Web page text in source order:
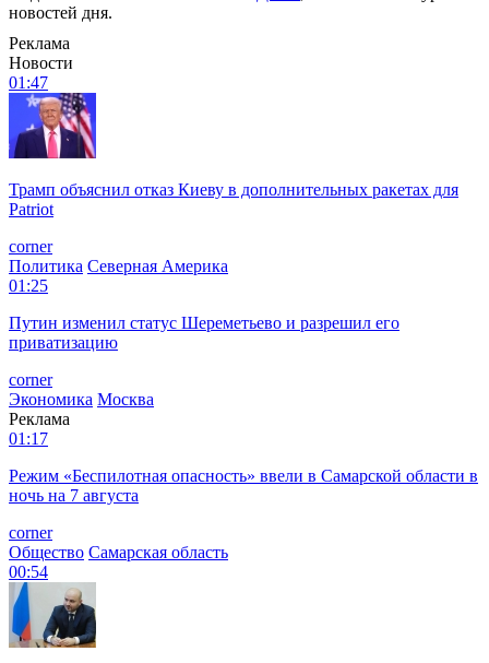
новостей дня.
Реклама
Новости
01:47
Трамп объяснил отказ Киеву в дополнительных ракетах для
Patriot
corner
Политика Северная Америка
01:25
Путин изменил статус Шереметьево и разрешил его
приватизацию
corner
Экономика Москва
Реклама
01:17
Режим «Беспилотная опасность» ввели в Самарской области в
ночь на 7 августа
corner
Общество Самарская область
00:54